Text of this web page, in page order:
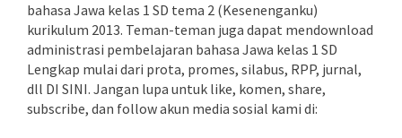
bahasa Jawa kelas 1 SD tema 2 (Kesenenganku)
kurikulum 2013. Teman-teman juga dapat mendownload
administrasi pembelajaran bahasa Jawa kelas 1 SD
Lengkap mulai dari prota, promes, silabus, RPP, jurnal,
dll DI SINI. Jangan lupa untuk like, komen, share,
subscribe, dan follow akun media sosial kami di: